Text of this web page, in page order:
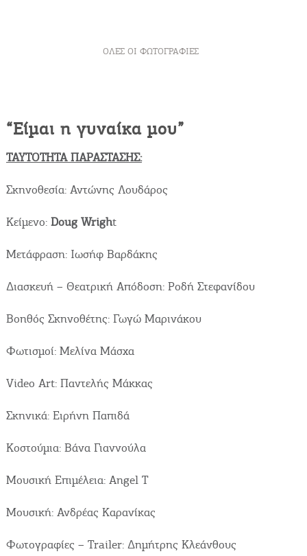
ΌΛΕΣ ΟΙ ΦΩΤΟΓΡΑΦΊΕΣ
“Είμαι η γυναίκα μου”
ΤΑΥΤΟΤΗΤΑ ΠΑΡΑΣΤΑΣΗΣ:
Σκηνοθεσία: Αντώνης Λουδάρος
Κείμενο: Doug Wright
Μετάφραση: Ιωσήφ Βαρδάκης
Διασκευή – Θεατρική Απόδοση: Ροδή Στεφανίδου
Βοηθός Σκηνοθέτης: Γωγώ Μαρινάκου
Φωτισμοί: Μελίνα Μάσχα
Video Art: Παντελής Μάκκας
Σκηνικά: Ειρήνη Παπιδά
Κοστούμια: Βάνα Γιαννούλα
Μουσική Επιμέλεια: Angel T
Μουσική: Ανδρέας Καρανίκας
Φωτογραφίες – Trailer: Δημήτρης Κλεάνθους